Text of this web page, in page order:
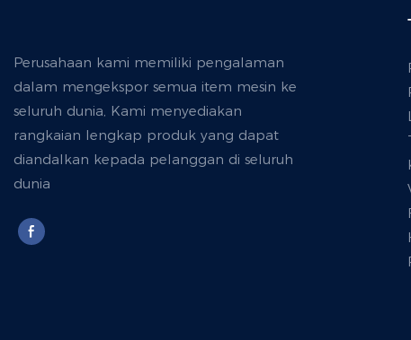
Perusahaan kami memiliki pengalaman
dalam mengekspor semua item mesin ke
seluruh dunia, Kami menyediakan
rangkaian lengkap produk yang dapat
diandalkan kepada pelanggan di seluruh
dunia